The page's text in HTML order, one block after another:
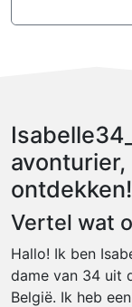
ontdekken!
Vertel wat
Hallo! Ik ben
dame van 34 uit
België. Ik heb